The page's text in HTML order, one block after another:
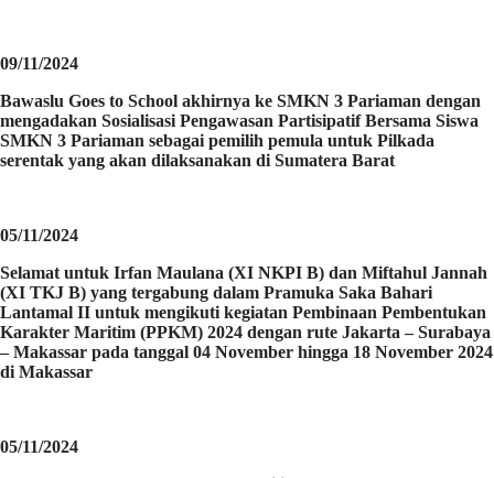
09/11/2024
Bawaslu Goes to School akhirnya ke SMKN 3 Pariaman dengan
mengadakan Sosialisasi Pengawasan Partisipatif Bersama Siswa
SMKN 3 Pariaman sebagai pemilih pemula untuk Pilkada
serentak yang akan dilaksanakan di Sumatera Barat
05/11/2024
Selamat untuk Irfan Maulana (XI NKPI B) dan Miftahul Jannah
(XI TKJ B) yang tergabung dalam Pramuka Saka Bahari
Lantamal II untuk mengikuti kegiatan Pembinaan Pembentukan
Karakter Maritim (PPKM) 2024 dengan rute Jakarta – Surabaya
– Makassar pada tanggal 04 November hingga 18 November 2024
di Makassar
05/11/2024